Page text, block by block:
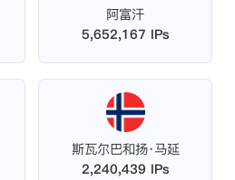
阿富汗
5,652,167 IPs
斯瓦尔巴和扬·马延
2,240,439 IPs